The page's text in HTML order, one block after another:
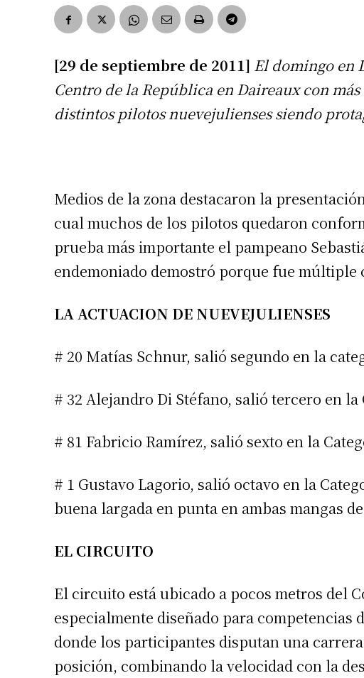
[29 de septiembre de 2011] El domingo en
Centro de la República en Daireaux con
distintos pilotos nuevejulienses siendo
Medios de la zona destacaron la
cual muchos de los pilotos quedaron
prueba más importante el pampeano
endemoniado demostró porque fue múltiple
LA ACTUACION DE NUEVEJULIENSES
# 20 Matías Schnur, salió segundo en la
# 32 Alejandro Di Stéfano, salió tercero en
# 81 Fabricio Ramírez, salió sexto en la
# 1 Gustavo Lagorio, salió octavo en la
buena largada en punta en ambas mangas
EL CIRCUITO
El circuito está ubicado a pocos metros del
especialmente diseñado para competencias
donde los participantes disputan una
posición, combinando la velocidad con la